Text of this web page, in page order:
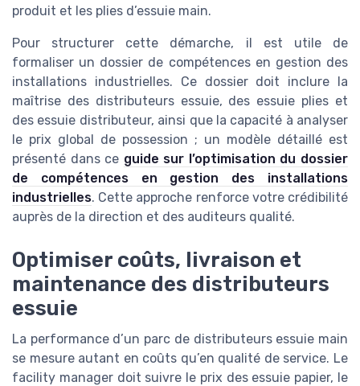
produit et les plies d’essuie main.
Pour structurer cette démarche, il est utile de
formaliser un dossier de compétences en gestion des
installations industrielles. Ce dossier doit inclure la
maîtrise des distributeurs essuie, des essuie plies et
des essuie distributeur, ainsi que la capacité à analyser
le prix global de possession ; un modèle détaillé est
présenté dans ce guide sur l’optimisation du dossier
de compétences en gestion des installations
industrielles. Cette approche renforce votre crédibilité
auprès de la direction et des auditeurs qualité.
Optimiser coûts, livraison et
maintenance des distributeurs
essuie
La performance d’un parc de distributeurs essuie main
se mesure autant en coûts qu’en qualité de service. Le
facility manager doit suivre le prix des essuie papier, le